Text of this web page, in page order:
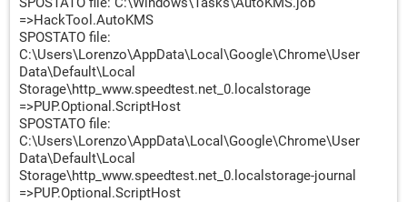
=>HackTool.AutoKMS
SPOSTATO file:
C:\Users\Lorenzo\AppData\Local\Google\Chrome\User
Data\Default\Local
Storage\http_www.speedtest.net_0.localstorage
=>PUP.Optional.ScriptHost
SPOSTATO file:
C:\Users\Lorenzo\AppData\Local\Google\Chrome\User
Data\Default\Local
Storage\http_www.speedtest.net_0.localstorage-journal
=>PUP.Optional.ScriptHost